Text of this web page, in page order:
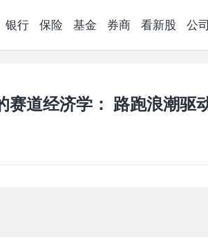
银行 保险 基金 券商 看新股 公司
赛道经济学： 路跑浪潮驱